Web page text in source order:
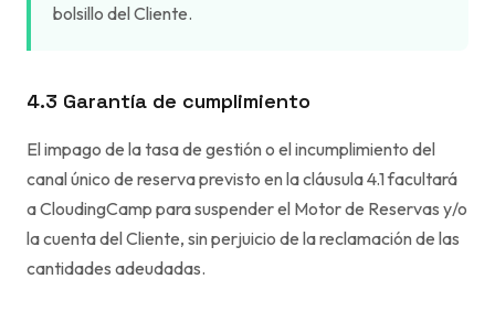
bolsillo del Cliente.
4.3 Garantía de cumplimiento
El impago de la tasa de gestión o el incumplimiento del
canal único de reserva previsto en la cláusula 4.1 facultará
a CloudingCamp para suspender el Motor de Reservas y/o
la cuenta del Cliente, sin perjuicio de la reclamación de las
cantidades adeudadas.